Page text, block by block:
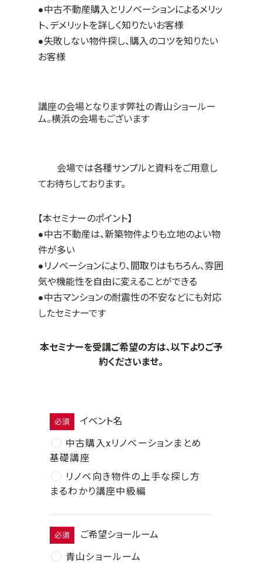
●中古不動産購入とリノベーションによるメリッ
ト、デメリットを詳しく知りたいお客様
●失敗しない物件探し、購入のコツを知りたい
お客様
講座の会場となります弊社の青山ショールー
ム。横浜の会場もございます
会場では各種サンプルと資料をご用意し
てお待ちしております。
【本セミナーのポイント】
●中古不動産は、新築物件よりも立地のよい物
件が多い
●リノベーションにより、間取りはもちろん、雰囲
気や機能性を自由に変えることができる
●中古マンションの耐震性の不安などにも対応
したセミナーです
本セミナーを受講ご希望の方は、以下よりご予
約くださいませ。
必須
イベント名
中古購入xリノベーションまとめ
基礎講座
リノベ向き物件の上手な探し方
まるわかり講座中級編
必須
ご希望ショールーム
青山ショールーム